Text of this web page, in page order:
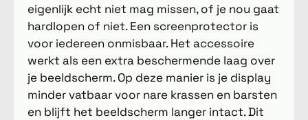
eigenlijk echt niet mag missen, of je nou gaat
hardlopen of niet. Een screenprotector is
voor iedereen onmisbaar. Het accessoire
werkt als een extra beschermende laag over
je beeldscherm. Op deze manier is je display
minder vatbaar voor nare krassen en barsten
en blijft het beeldscherm langer intact. Dit